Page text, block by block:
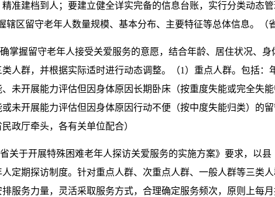
准建档到人；要建立健全详实完备的信息台账，实行分类动态
辖区留守老年人数量规模、基本分布、主要特征等总体信息。（
掌握留守老年人接受关爱服务的意愿，结合年龄、居住状况、
人群，并根据实际适时进行动态调整。（1）重点人群。包括
未开展能力评估但因身体原因长期卧床（按重度失能或完全失
未开展能力评估但因身体原因行动不便（按中度失能归类）的
政厅牵头，各有关单位配合）
关于开展特殊困难老年人探访关爱服务的实施方案》要求，以
定期探访制度。针对重点人群、次重点人群、一般人群等三类
服务力量，灵活采取服务方式，合理确定服务频次，原则上每